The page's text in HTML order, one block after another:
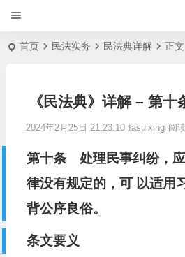
首页 民法实务 民法典详解 正文
《民法典》详解 – 第十
2024年2月25日 21:23:10 fasuixing 阅
第十条 处理民事纠纷，
律没有规定的，可 以适用
背公序良俗。
条文要义